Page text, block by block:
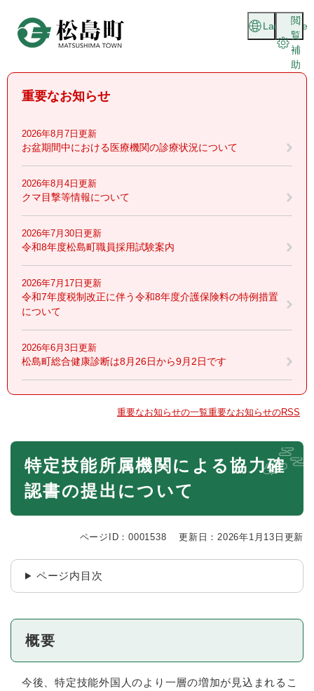
頭
閲
覧
補
助
Language
重要なお知らせ
2026年8月7日更新
お盆期間中における医療機関の診療状況について
2026年8月4日更新
クマ目撃等情報について
2026年7月30日更新
令和8年度松島町職員採用試験案内
2026年7月17日更新
令和7年度税制改正に伴う令和8年度介護保険料の特例措置
について
2026年6月3日更新
松島町総合健康診断は8月26日から9月2日です
重要なお知らせの一覧重要なお知らせのRSS
本
特定技能所属機関による協力確
認書の提出について
ページID：0001538 更新日：2026年1月13日更新
ページ内目次
概要
今後、特定技能外国人のより一層の増加が見込まれるこ